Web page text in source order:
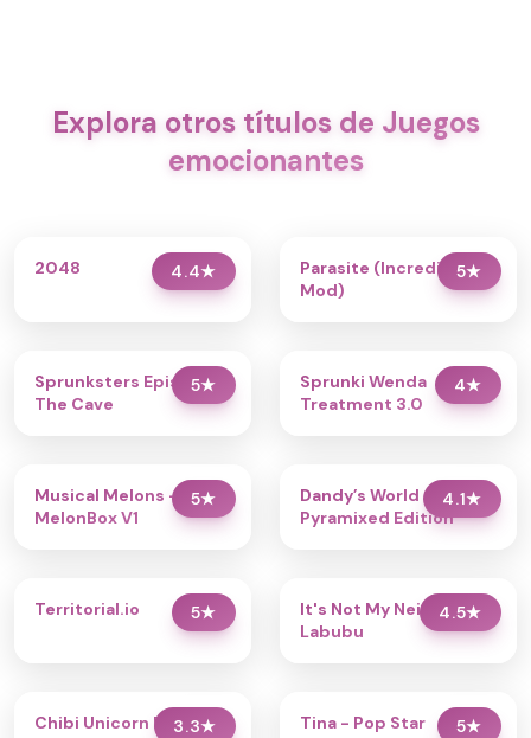
Explora otros títulos de Juegos
emocionantes
4.4★
2048 5★
Parasite (Incredibox
Mod)
5★
Sprunksters Episode 2:
The Cave
4★
Sprunki Wenda
Treatment 3.0
5★
Musical Melons –
MelonBox V1
4.1★
Dandy’s World
Pyramixed Edition
5★
Territorial.io 4.5★
It's Not My Neighbor:
Labubu
3.3★
Chibi Unicorn Dress Up 5★
Tina - Pop Star